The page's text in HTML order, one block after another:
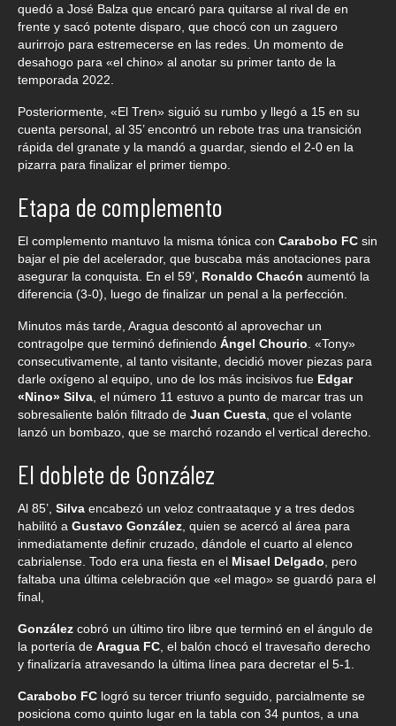
quedó a José Balza que encaró para quitarse al rival de en
frente y sacó potente disparo, que chocó con un zaguero
aurirrojo para estremecerse en las redes. Un momento de
desahogo para «el chino» al anotar su primer tanto de la
temporada 2022.
Posteriormente, «El Tren» siguió su rumbo y llegó a 15 en su
cuenta personal, al 35’ encontró un rebote tras una transición
rápida del granate y la mandó a guardar, siendo el 2-0 en la
pizarra para finalizar el primer tiempo.
Etapa de complemento
El complemento mantuvo la misma tónica con Carabobo FC sin
bajar el pie del acelerador, que buscaba más anotaciones para
asegurar la conquista. En el 59’, Ronaldo Chacón aumentó la
diferencia (3-0), luego de finalizar un penal a la perfección.
Minutos más tarde, Aragua descontó al aprovechar un
contragolpe que terminó definiendo Ángel Chourio . «Tony»
consecutivamente, al tanto visitante, decidió mover piezas para
darle oxígeno al equipo, uno de los más incisivos fue Edgar
«Nino» Silva , el número 11 estuvo a punto de marcar tras un
sobresaliente balón filtrado de Juan Cuesta , que el volante
lanzó un bombazo, que se marchó rozando el vertical derecho.
El doblete de González
Al 85’, Silva encabezó un veloz contraataque y a tres dedos
habilitó a Gustavo González , quien se acercó al área para
inmediatamente definir cruzado, dándole el cuarto al elenco
cabrialense. Todo era una fiesta en el Misael Delgado , pero
faltaba una última celebración que «el mago» se guardó para el
final,
González cobró un último tiro libre que terminó en el ángulo de
la portería de Aragua FC , el balón chocó el travesaño derecho
y finalizaría atravesando la última línea para decretar el 5-1.
Carabobo FC logró su tercer triunfo seguido, parcialmente se
posiciona como quinto lugar en la tabla con 34 puntos, a una